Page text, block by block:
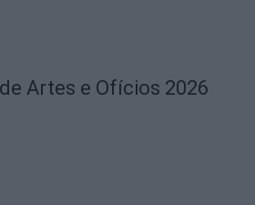
Artes e Ofícios 2026